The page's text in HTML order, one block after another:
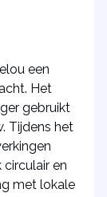
een
Het
gebruikt
Tijdens het
en
met lokale